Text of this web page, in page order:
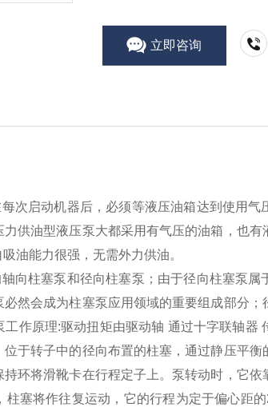
立即咨询
次启动机器后，必须等液压油箱达到使用气
供油型液压泵大都采用有气压的油箱，也
油能力很强，无需外力供油。
向柱塞泵和径向柱塞泵；由于径向柱塞泵属
然会成为柱塞泵应用领域的重要组成部分；
作原理:驱动扭矩由驱动轴 通过十字联轴器
于转子中的径向布置的柱塞，通过静压平
环将滑靴卡在行程定子上。泵转动时，它
塞将作往复运动，它的行程为定于偏心距